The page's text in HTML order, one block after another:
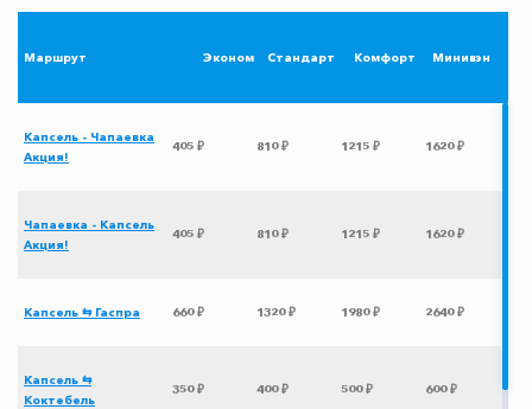
Маршрут Эконом Стандарт Комфорт Минивэн
Капсель - Чапаевка
Акция!
405 ₽ 810 ₽ 1215 ₽ 1620 ₽
Чапаевка - Капсель
Акция!
405 ₽ 810 ₽ 1215 ₽ 1620 ₽
Капсель ⇆ Гаспра 660 ₽ 1320 ₽ 1980 ₽ 2640 ₽
Капсель ⇆
Коктебель
350 ₽ 400 ₽ 500 ₽ 600 ₽